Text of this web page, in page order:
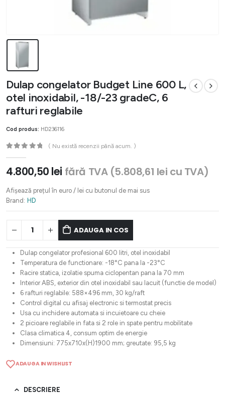
Dulap congelator Budget Line 600 L,
otel inoxidabil, -18/-23 gradeC, 6
rafturi reglabile
Cod produs: HD236116
( Nu există recenzii până acum. )
4.800,50 lei fără TVA (5.808,61 lei cu TVA)
Afișează prețul în euro / lei cu butonul de mai sus
Brand: HD
ADAUGA IN COS
Dulap congelator profesional 600 litri, otel inoxidabil
Temperatura de functionare: -18°C pana la -23°C
Racire statica, izolatie spuma ciclopentan pana la 70 mm
Interior ABS, exterior din otel inoxidabil sau lacuit (functie de model)
6 rafturi reglabile: 588×496 mm, 30 kg/raft
Control digital cu afisaj electronic si termostat precis
Usa cu inchidere automata si incuietoare cu cheie
2 picioare reglabile in fata si 2 role in spate pentru mobilitate
Clasa climatica 4, consum optim de energie
Dimensiuni: 775x710x(H)1900 mm; greutate: 95,5 kg
ADAUGA IN WISHLIST
DESCRIERE